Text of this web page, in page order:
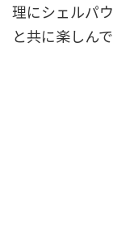
理にシェルパ
と共に楽しん